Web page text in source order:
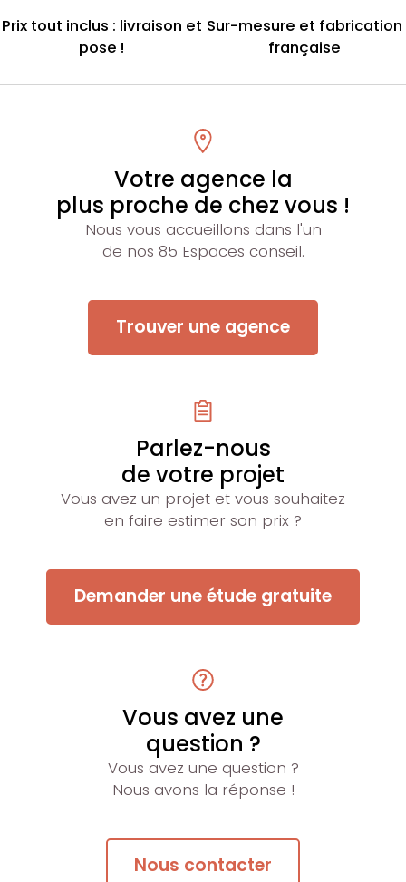
Prix tout inclus : livraison et
pose !
Sur-mesure et fabrication
française
Votre agence la
plus proche de chez vous !
Nous vous accueillons dans l'un
de nos 85 Espaces conseil.
Trouver une agence
Parlez-nous
de votre projet
Vous avez un projet et vous souhaitez
en faire estimer son prix ?
Demander une étude gratuite
Vous avez une
question ?
Vous avez une question ?
Nous avons la réponse !
Nous contacter